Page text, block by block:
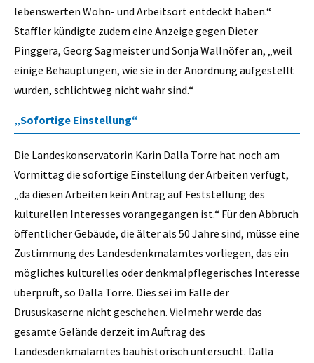
lebenswerten Wohn- und Arbeitsort entdeckt haben.“
Staffler kündigte zudem eine Anzeige gegen Dieter
Pinggera, Georg Sagmeister und Sonja Wallnöfer an, „weil
einige Behauptungen, wie sie in der Anordnung aufgestellt
wurden, schlichtweg nicht wahr sind.“
„Sofortige Einstellung“
Die Landeskonservatorin Karin Dalla Torre hat noch am
Vormittag die sofortige Einstellung der Arbeiten verfügt,
„da diesen Arbeiten kein Antrag auf Feststellung des
kulturellen Interesses vorangegangen ist.“ Für den Abbruch
öffentlicher Gebäude, die älter als 50 Jahre sind, müsse eine
Zustimmung des Landesdenkmalamtes vorliegen, das ein
mögliches kulturelles oder denkmalpflegerisches Interesse
überprüft, so Dalla Torre. Dies sei im Falle der
Drususkaserne nicht geschehen. Vielmehr werde das
gesamte Gelände derzeit im Auftrag des
Landesdenkmalamtes bauhistorisch untersucht. Dalla